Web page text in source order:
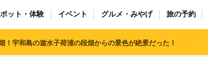
ット・体験 イベント グルメ・みやげ 旅の予約
！宇和島の遊水子荷浦の段畑からの景色が絶景だった！